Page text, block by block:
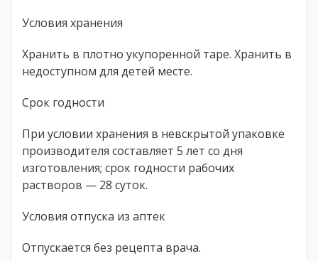
Условия хранения
Хранить в плотно укупоренной таре. Хранить в
недоступном для детей месте.
Срок годности
При условии хранения в невскрытой упаковке
производителя составляет 5 лет со дня
изготовления; срок годности рабочих
растворов — 28 суток.
Условия отпуска из аптек
Отпускается без рецепта врача.